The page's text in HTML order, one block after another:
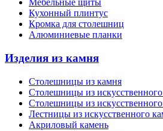
Мебельные щиты
Кухонный плинтус
Кромка для столешниц
Алюминиевые планки
Изделия из камня
Столешницы из камня
Cтолешницы из
Cтолешницы из
Лестницы из искусственного
Акриловый камень